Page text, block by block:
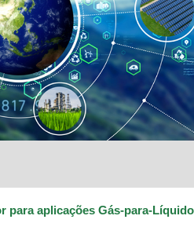
para aplicações Gás-para-